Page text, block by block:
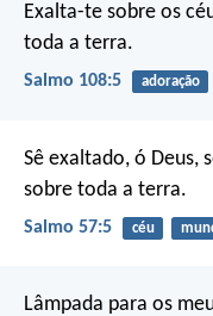
Exalta-te sobre os
toda a terra.
Salmo 108:5 adoração
Sê exaltado, ó Deus,
sobre toda a terra.
Salmo 57:5 céu
Lâmpada para os